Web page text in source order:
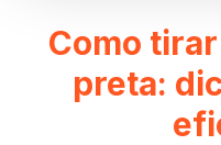
Como
preta: